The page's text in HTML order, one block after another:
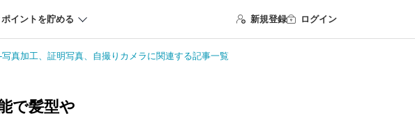
ポイントを貯める 新規登録 ログイン
真加工、証明写真、自撮りカメラに関連する記事一覧
で髪型や